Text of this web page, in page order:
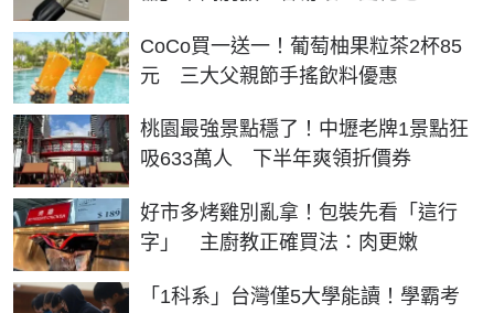
CoCo買一送一！葡萄柚果粒茶2杯85
元 三大父親節手搖飲料優惠
桃園最強景點穩了！中壢老牌1景點狂
吸633萬人 下半年爽領折價券
好市多烤雞別亂拿！包裝先看「這行
字」 主廚教正確買法：肉更嫩
「1科系」台灣僅5大學能讀！學霸考